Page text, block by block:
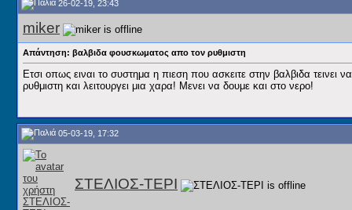
26-02-19, 23:43
miker
Απάντηση: βαλβιδα φουσκωματος απο τον ρυθμιστη
Ετσι οπως ειναι το συστημα η πιεση που ασκειτε στην βαλβιδα
ρυθμιστη και λειτουργει μια χαρα! Μενει να δουμε και στο νερο!
05-03-19, 17:32
ΣΤΕΛΙΟΣ-ΤΕΡΙ